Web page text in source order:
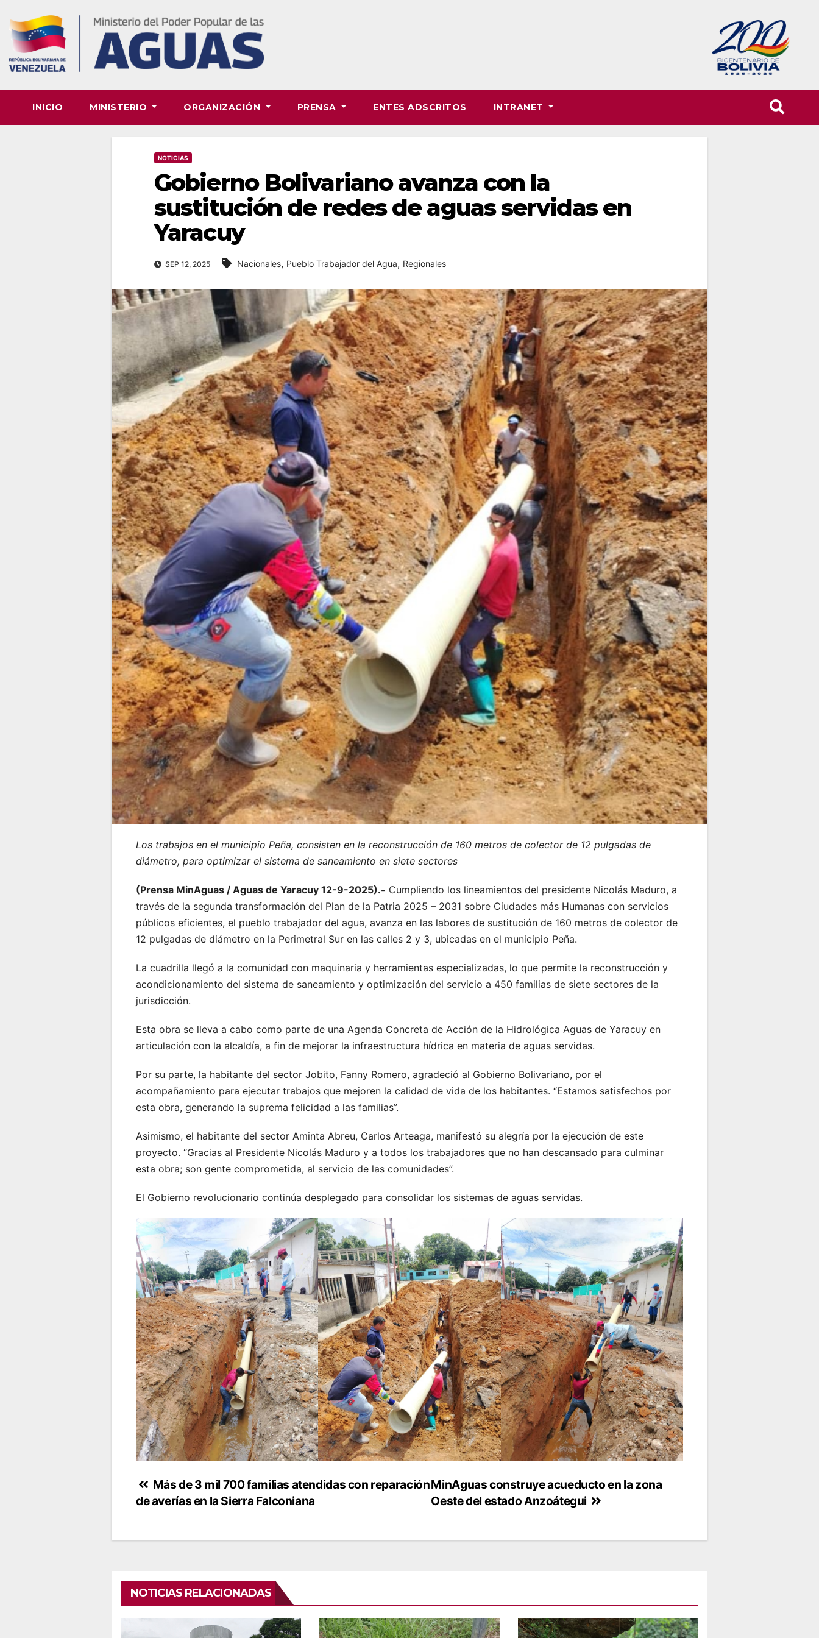
content
INICIO MINISTERIO ORGANIZACIÓN PRENSA ENTES ADSCRITOS INTRANET
NOTICIAS
Gobierno Bolivariano avanza con la
sustitución de redes de aguas servidas en
Yaracuy
SEP 12, 2025 Nacionales, Pueblo Trabajador del Agua, Regionales
Los trabajos en el municipio Peña, consisten en la reconstrucción de 160 metros de colector de 12 pulgadas de
diámetro, para optimizar el sistema de saneamiento en siete sectores
(Prensa MinAguas / Aguas de Yaracuy 12-9-2025).- Cumpliendo los lineamientos del presidente Nicolás Maduro, a
través de la segunda transformación del Plan de la Patria 2025 – 2031 sobre Ciudades más Humanas con servicios
públicos eficientes, el pueblo trabajador del agua, avanza en las labores de sustitución de 160 metros de colector de
12 pulgadas de diámetro en la Perimetral Sur en las calles 2 y 3, ubicadas en el municipio Peña.
La cuadrilla llegó a la comunidad con maquinaria y herramientas especializadas, lo que permite la reconstrucción y
acondicionamiento del sistema de saneamiento y optimización del servicio a 450 familias de siete sectores de la
jurisdicción.
Esta obra se lleva a cabo como parte de una Agenda Concreta de Acción de la Hidrológica Aguas de Yaracuy en
articulación con la alcaldía, a fin de mejorar la infraestructura hídrica en materia de aguas servidas.
Por su parte, la habitante del sector Jobito, Fanny Romero, agradeció al Gobierno Bolivariano, por el
acompañamiento para ejecutar trabajos que mejoren la calidad de vida de los habitantes. “Estamos satisfechos por
esta obra, generando la suprema felicidad a las familias”.
Asimismo, el habitante del sector Aminta Abreu, Carlos Arteaga, manifestó su alegría por la ejecución de este
proyecto. “Gracias al Presidente Nicolás Maduro y a todos los trabajadores que no han descansado para culminar
esta obra; son gente comprometida, al servicio de las comunidades”.
El Gobierno revolucionario continúa desplegado para consolidar los sistemas de aguas servidas.
Navegación
de
entradas
MinAguas construye acueducto en la zona
Oeste del estado Anzoátegui
Más de 3 mil 700 familias atendidas con reparación
de averías en la Sierra Falconiana
NOTICIAS RELACIONADAS